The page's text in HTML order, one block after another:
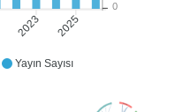
Yayın Sayısı
2023 2025
0